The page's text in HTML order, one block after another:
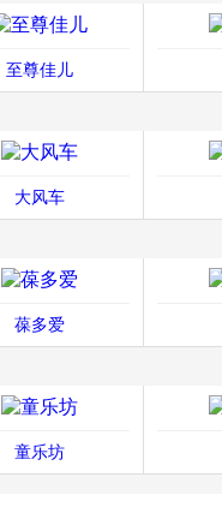
至尊佳儿
大风车
葆多爱
童乐坊